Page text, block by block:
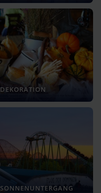
DEKORATION
SONNENUNTERGANG